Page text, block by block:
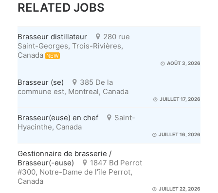
RELATED JOBS
Brasseur distillateur
280 rue
Saint-Georges, Trois-Rivières,
Canada NEW
AOÛT 3, 2026
Brasseur (se)
385 De la
commune est, Montreal, Canada
JUILLET 17, 2026
Brasseur(euse) en chef
Saint-
Hyacinthe, Canada
JUILLET 16, 2026
Gestionnaire de brasserie /
Brasseur(-euse)
1847 Bd Perrot
#300, Notre-Dame de l'île Perrot,
Canada
JUILLET 22, 2026